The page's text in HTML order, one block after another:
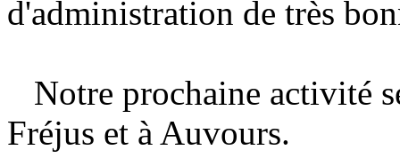
d'administration de très
Notre prochaine activité
Fréjus et à Auvours.